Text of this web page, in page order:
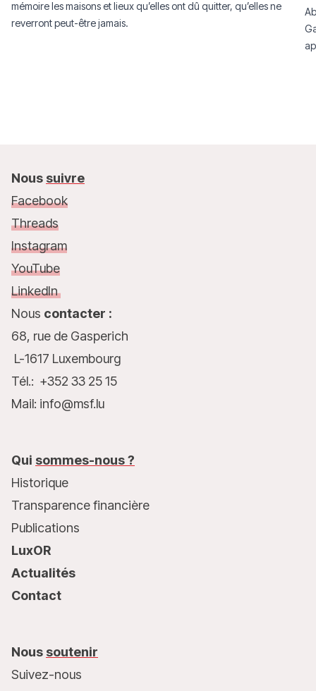
mémoire les maisons et lieux qu’elles ont dû quitter, qu’elles ne
reverront peut-être jamais.
Nous suivre
Facebook
Threads
Instagram
YouTube
LinkedIn
Nous contacter :
68, rue de Gasperich
L-1617 Luxembourg
Tél.: +352 33 25 15
Mail: info@msf.lu
Qui sommes-nous ?
Historique
Transparence financière
Publications
LuxOR
Actualités
Contact
Nous soutenir
Suivez-nous